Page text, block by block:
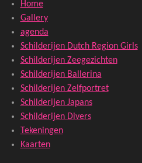
Home
Gallery
agenda
Schilderijen Dutch Region Girls
Schilderijen Zeegezichten
Schilderijen Ballerina
Schilderijen Zelfportret
Schilderijen Japans
Schilderijen Divers
Tekeningen
Kaarten